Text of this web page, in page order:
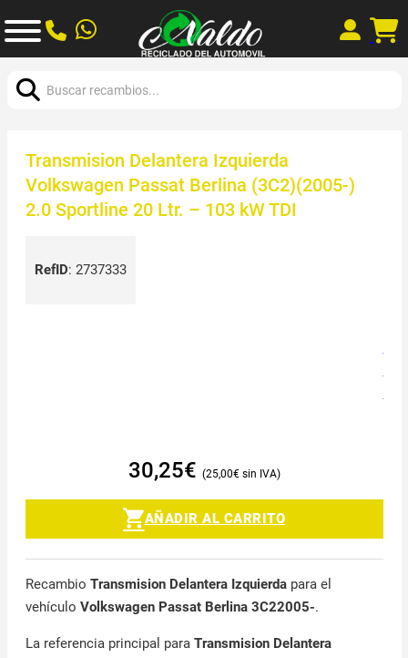
Transmision Delantera Izquierda
Volkswagen Passat Berlina (3C2)(2005-)
2.0 Sportline 20 Ltr. – 103 kW TDI
RefID: 2737333
30,25€ 25,00€
AÑADIR AL CARRITO
Recambio Transmision Delantera Izquierdapara el
vehículo Volkswagen Passat Berlina 3C22005-.
La referencia principal para Transmision Delantera